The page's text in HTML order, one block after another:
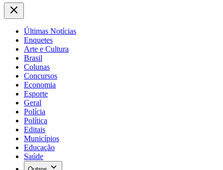
Últimas Notícias
Enquetes
Arte e Cultura
Brasil
Colunas
Concursos
Economia
Esporte
Geral
Polícia
Política
Editais
Municípios
Educação
Saúde